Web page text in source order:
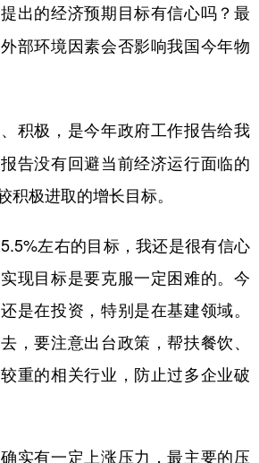
出的经济预期目标有信心吗？最
部环境因素会否影响我国今年物
积极，是今年政府工作报告给我
告没有回避当前经济运行面临的
积极进取的增长目标。
左右的目标，我还是很有信心
现目标是要克服一定困难的。今
是在投资，特别是在基建领域。
，要注意出台政策，帮扶餐饮、
重的相关行业，防止过多企业破
有一定上涨压力，最主要的压